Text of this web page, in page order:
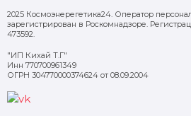
2025 Космоэнерегетика24. Оператор
зарегистрирован в Роскомнадзоре.
473592.
"ИП Кихай Т.Г"
Инн 770700961349
ОГРН 304770000374624 от 08.09.2004